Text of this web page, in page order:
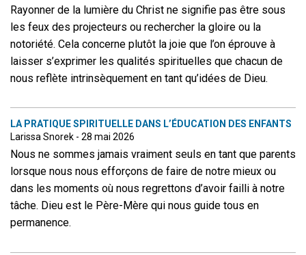
Rayonner de la lumière du Christ ne signifie pas être sous
les feux des projecteurs ou rechercher la gloire ou la
notoriété. Cela concerne plutôt la joie que l’on éprouve à
laisser s’exprimer les qualités spirituelles que chacun de
nous reflète intrinsèquement en tant qu’idées de Dieu.
LA PRATIQUE SPIRITUELLE DANS L’ÉDUCATION DES ENFANTS
Larissa Snorek - 28 mai 2026
Nous ne sommes jamais vraiment seuls en tant que parents
lorsque nous nous efforçons de faire de notre mieux ou
dans les moments où nous regrettons d’avoir failli à notre
tâche. Dieu est le Père-Mère qui nous guide tous en
permanence.